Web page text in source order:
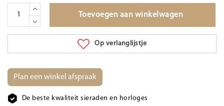
Toevoegen aan winkelwagen
Op verlanglijstje
Plan een winkel afspraak
De beste kwaliteit sieraden en horloges